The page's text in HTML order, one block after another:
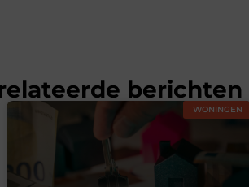
berichten
WONINGEN